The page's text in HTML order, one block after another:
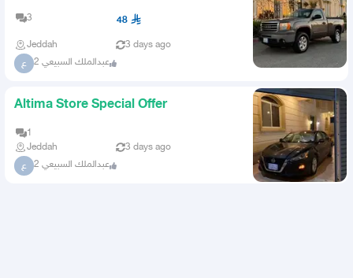
3 48
Jeddah 3 days ago
ع عبدالملك السبيعي 2
Altima Store Special Offer
1
Jeddah
3 days ago
ع عبدالملك السبيعي 2